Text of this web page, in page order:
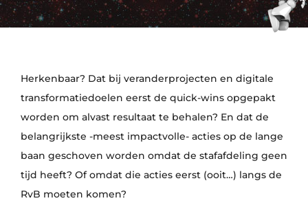
Herkenbaar? Dat bij veranderprojecten en digitale
transformatiedoelen eerst de quick-wins opgepakt
worden om alvast resultaat te behalen? En dat de
belangrijkste -meest impactvolle- acties op de lange
baan geschoven worden omdat de stafafdeling geen
tijd heeft? Of omdat die acties eerst (ooit…) langs de
RvB moeten komen?